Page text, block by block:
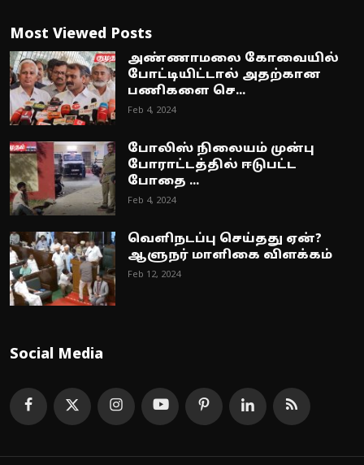
Most Viewed Posts
அண்ணாமலை கோவையில்
போட்டியிட்டால் அதற்கான
பணிகளை செ...
Feb 4, 2024
போலிஸ் நிலையம் முன்பு
போராட்டத்தில் ஈடுபட்ட
போதை ...
Feb 4, 2024
வெளிநடப்பு செய்தது ஏன்?
ஆளுநர் மாளிகை விளக்கம்
Feb 12, 2024
Social Media